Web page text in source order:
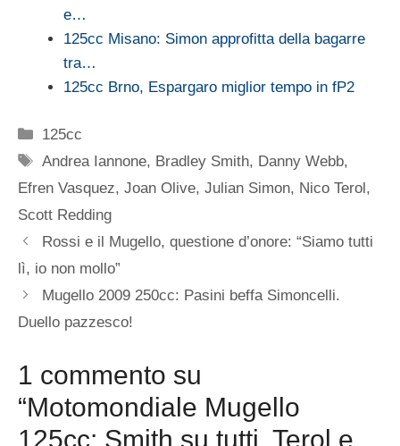
e…
125cc Misano: Simon approfitta della bagarre
tra…
125cc Brno, Espargaro miglior tempo in fP2
Categorie
125cc
Tag
Andrea Iannone, Bradley Smith, Danny Webb,
Efren Vasquez, Joan Olive, Julian Simon, Nico Terol ,
Scott Redding
Rossi e il Mugello, questione d’onore: “Siamo tutti
lì, io non mollo”
Mugello 2009 250cc: Pasini beffa Simoncelli.
Duello pazzesco!
1 commento su
“Motomondiale Mugello
125cc: Smith su tutti, Terol e